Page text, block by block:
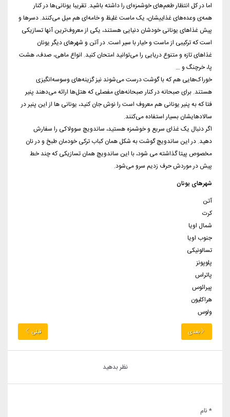
اما در کل انتظار طعم‌های خوشمزه‌ای را داشته باشید. تقریبا یونانی‌ها در کنار
همه‌ی وعده‌های غذاییشان، یک ماست غلیظ و خامه‌ای هم میل می‌کنند. دسرها و
پیش غذاهای یونانی خودشان دنیایی هستند، یکی از معروف‌ترین آنها تسازیکی
است که ترکیبی از ماست و خیار با سیر است. در آتن و شهرهای دیگر یونان
غذاهای تازه و متنوع دریایی را می‌توانید امتحان کنید. انواع ماهی، صدف، هشت
پا، خرچنگ و …
خوراک‌هایی هم که با گوشت درست می‌شوند نیز گزینه‌های وسوسه‌انگیزی
هستند. برای صبحانه در کنار صبحانه‌های مفصلی که هتل‌ها ارائه می‌دهند پنیر
فتا که به پنیر یونانی هم معروف است را نوش جان کنید، یونانی ها از این پنیر در
سالادهایشان بسیار استفاده می‌کنند.
اگر دنبال یک غذای سریع و خوشمزه هستید، ساندویچ سوولاکی را سفارش
دهید. در این ساندویچ گوشت به شکل همان کباب ترکی خودمان طبخ و در نان
مخصوص پیتا گذاشته می شود، با این ساندویچ همان تسازیکی که چند خط
پیش در موردش حرف زدیم سرو می‌شود.
شهرهای یونان
آتن
کرت
شمال اویا
جنوب اویا
تسالونیکی
پلوپونز
پاتراس
پیرائوس
هراکلیون
ولوس
بعدی قبلی
نظر بدهید
* نام